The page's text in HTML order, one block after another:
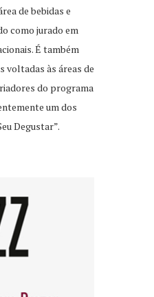
de bebidas e
como jurado em
É também
voltadas às áreas de
do programa
um dos
Degustar”.